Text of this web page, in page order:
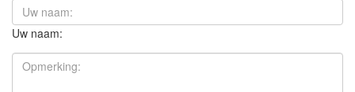
Uw naam: